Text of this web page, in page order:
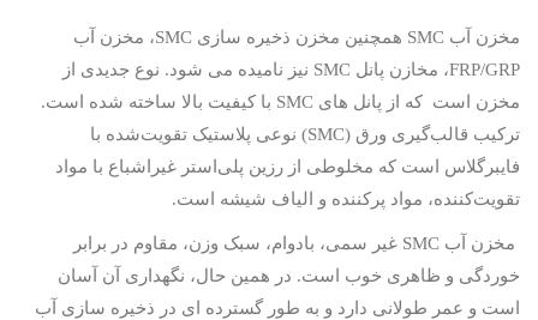
مخزن آب SMC همچنین مخزن ذخیره سازی SMC، مخزن آب
FRP/GRP، مخازن پانل SMC نیز نامیده می شود. نوع جدیدی از
مخزن است که از پانل های SMC با کیفیت بالا ساخته شده است.
ترکیب قالب‌گیری ورق (SMC) نوعی پلاستیک تقویت‌شده با
فایبرگلاس است که مخلوطی از رزین پلی‌استر غیراشباع با مواد
تقویت‌کننده، مواد پرکننده و الیاف شیشه است.
مخزن آب SMC غیر سمی، بادوام، سبک وزن، مقاوم در برابر
خوردگی و ظاهری خوب است. در همین حال، نگهداری آن آسان
است و عمر طولانی دارد و به طور گسترده ای در ذخیره سازی آب